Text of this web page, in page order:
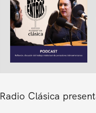
Radio Clásica